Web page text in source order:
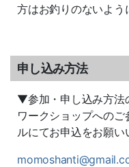
方はお釣りのないよう
申し込み方法
▼参加・申し込み方法
ワークショップへの
ルにてお申込をお願い